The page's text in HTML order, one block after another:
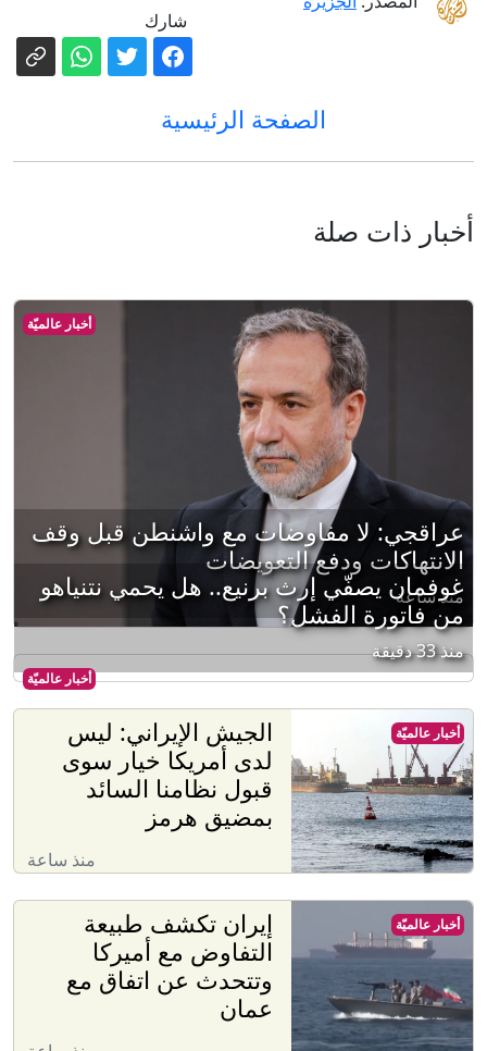
شارك
الصفحة الرئيسية
أخبار ذات صلة
أخبار عالميّة
عراقجي: لا مفاوضات مع واشنطن قبل وقف
الانتهاكات ودفع التعويضات
منذ ساعة
أخبار عالميّة
غوفمان يصفّي إرث برنيع.. هل يحمي نتنياهو
من فاتورة الفشل؟
منذ 33 دقيقة
الجيش الإيراني: ليس
لدى أمريكا خيار سوى
قبول نظامنا السائد
بمضيق هرمز
منذ ساعة
أخبار عالميّة
إيران تكشف طبيعة
التفاوض مع أميركا
وتتحدث عن اتفاق مع
عمان
أخبار عالميّة